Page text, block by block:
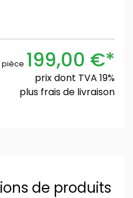
pièce 199,00 €*
prix dont TVA 19%
plus frais de livraison
de produits